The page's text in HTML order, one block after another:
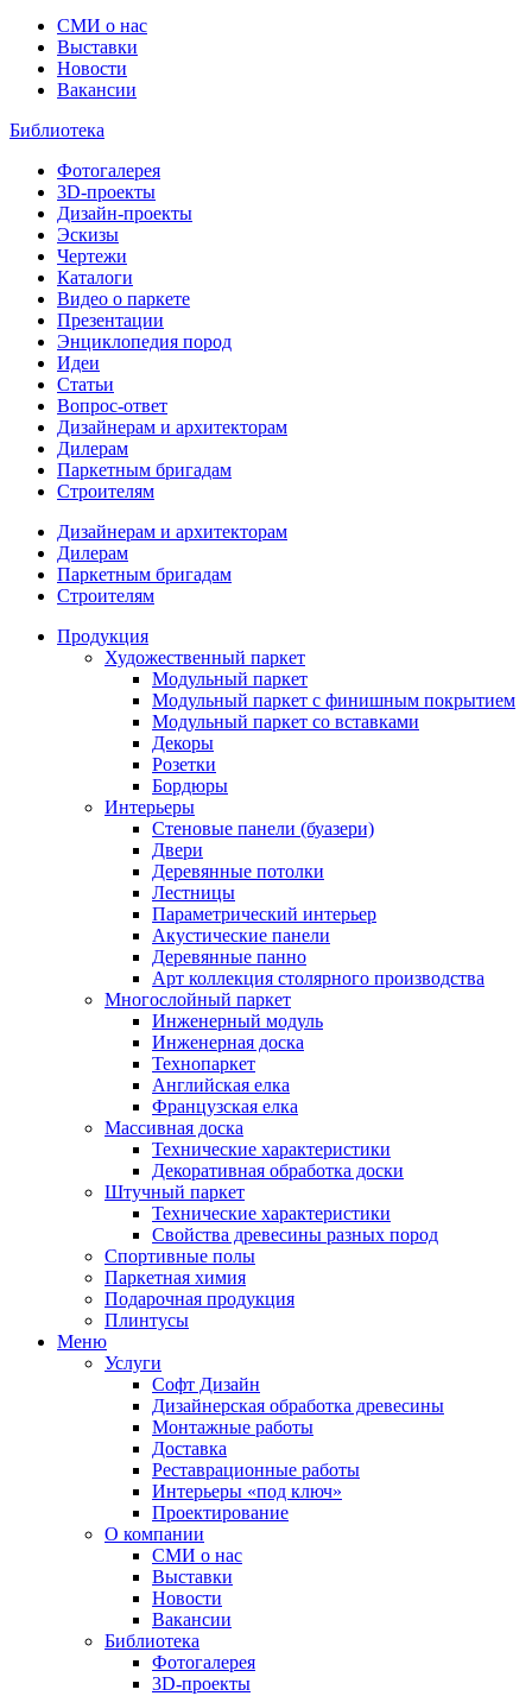
СМИ о нас
Выставки
Новости
Вакансии
Библиотека
Фотогалерея
3D-проекты
Дизайн-проекты
Эскизы
Чертежи
Каталоги
Видео о паркете
Презентации
Энциклопедия пород
Идеи
Статьи
Вопрос-ответ
Дизайнерам и архитекторам
Дилерам
Паркетным бригадам
Строителям
Дизайнерам и архитекторам
Дилерам
Паркетным бригадам
Строителям
Продукция
Художественный паркет
Модульный паркет
Модульный паркет с финишным покрытием
Модульный паркет со вставками
Декоры
Розетки
Бордюры
Интерьеры
Стеновые панели (буазери)
Двери
Деревянные потолки
Лестницы
Параметрический интерьер
Акустические панели
Деревянные панно
Арт коллекция столярного производства
Многослойный паркет
Инженерный модуль
Инженерная доска
Технопаркет
Английская елка
Французская елка
Массивная доска
Технические характеристики
Декоративная обработка доски
Штучный паркет
Технические характеристики
Свойства древесины разных пород
Спортивные полы
Паркетная химия
Подарочная продукция
Плинтусы
Меню
Услуги
Софт Дизайн
Дизайнерская обработка древесины
Монтажные работы
Доставка
Реставрационные работы
Интерьеры «под ключ»
Проектирование
О компании
СМИ о нас
Выставки
Новости
Вакансии
Библиотека
Фотогалерея
3D-проекты